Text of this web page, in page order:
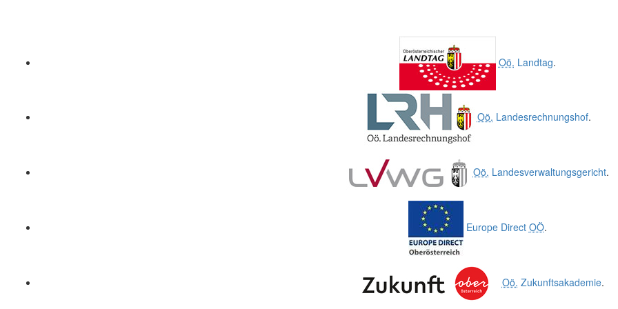
Oö. Landtag.
Oö. Landesrechnungshof.
Oö. Landesverwaltungsgericht.
Europe Direct OÖ.
Oö. Zukunftsakademie.